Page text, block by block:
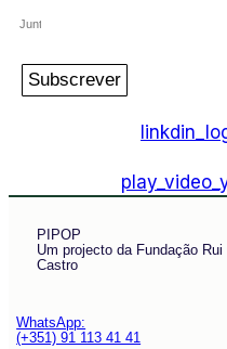
Subscrever
PIPOP
Um projecto da Fundação Rui
Castro
WhatsApp:
(+351) 91 113 41 41